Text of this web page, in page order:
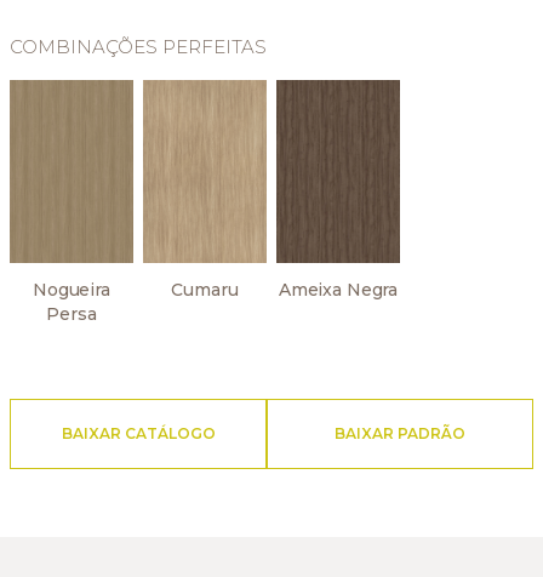
COMBINAÇÕES PERFEITAS
Nogueira
Persa
Cumaru Ameixa Negra
BAIXAR CATÁLOGO BAIXAR PADRÃO